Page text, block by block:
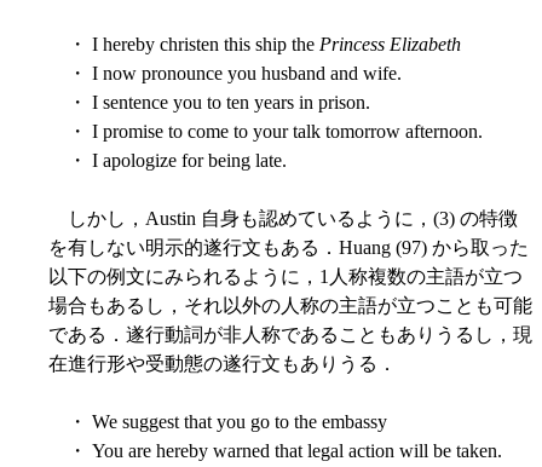
・ I hereby christen this ship the Princess Elizabeth
・ I now pronounce you husband and wife.
・ I sentence you to ten years in prison.
・ I promise to come to your talk tomorrow afternoon.
・ I apologize for being late.
しかし，Austin 自身も認めているように，(3) の特徴
を有しない明示的遂行文もある．Huang (97) から取った
以下の例文にみられるように，1人称複数の主語が立つ
場合もあるし，それ以外の人称の主語が立つことも可能
である．遂行動詞が非人称であることもありうるし，現
在進行形や受動態の遂行文もありうる．
・ We suggest that you go to the embassy
・ You are hereby warned that legal action will be taken.